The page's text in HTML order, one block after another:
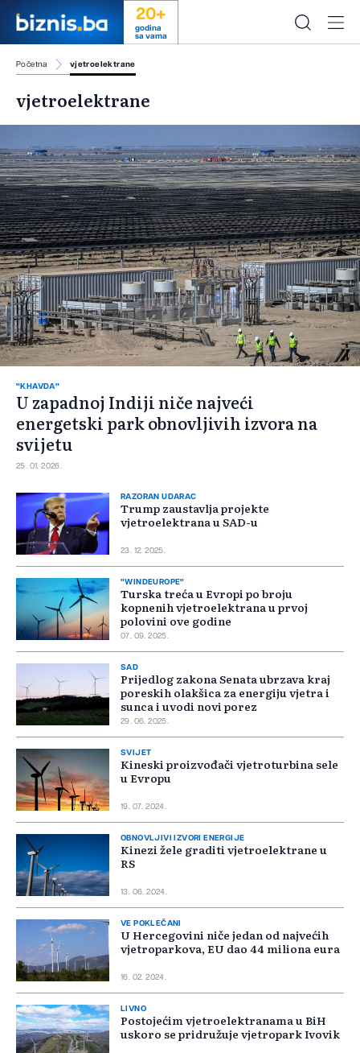
20+
godina
sa vama
Početna vjetroelektrane
vjetroelektrane
"KHAVDA"
U zapadnoj Indiji niče najveći
energetski park obnovljivih izvora na
svijetu
25. 01. 2026.
RAZORAN UDARAC
Trump zaustavlja projekte
vjetroelektrana u SAD-u
23. 12. 2025.
"WINDEUROPE"
Turska treća u Evropi po broju
kopnenih vjetroelektrana u prvoj
polovini ove godine
07. 09. 2025.
SAD
Prijedlog zakona Senata ubrzava kraj
poreskih olakšica za energiju vjetra i
sunca i uvodi novi porez
29. 06. 2025.
SVIJET
Kineski proizvođači vjetroturbina sele
u Evropu
19. 07. 2024.
OBNOVLJIVI IZVORI ENERGIJE
Kinezi žele graditi vjetroelektrane u
RS
13. 06. 2024.
VE POKLEČANI
U Hercegovini niče jedan od najvećih
vjetroparkova, EU dao 44 miliona eura
16. 02. 2024.
LIVNO
Postojećim vjetroelektranama u BiH
uskoro se pridružuje vjetropark Ivovik